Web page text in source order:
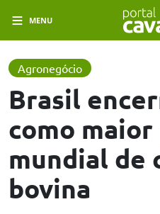
MENU
Agronegócio
Brasil
como
mundial de
bovina